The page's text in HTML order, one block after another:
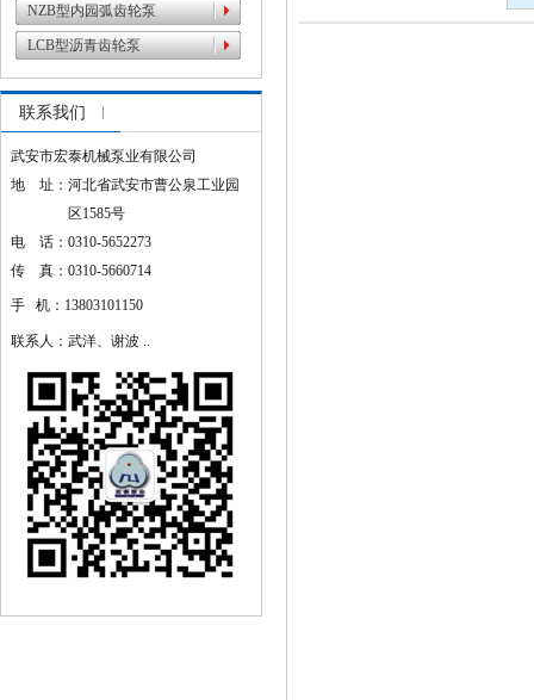
NZB型内园弧齿轮泵
LCB型沥青齿轮泵
联系我们
武安市宏泰机械泵业有限公司
地 址：河北省武安市曹公泉工业园
区1585号
电 话：0310-5652273
传 真：0310-5660714
手 机：13803101150
联系人：武洋、谢波 ..